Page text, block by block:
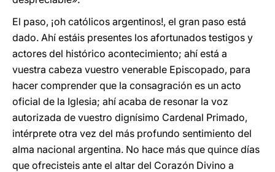
El paso, ¡oh católicos argentinos!, el gran paso está
dado. Ahí estáis presentes los afortunados testigos y
actores del histórico acontecimiento; ahí está a
vuestra cabeza vuestro venerable Episcopado, para
hacer comprender que la consagración es un acto
oficial de la Iglesia; ahí acaba de resonar la voz
autorizada de vuestro dignísimo Cardenal Primado,
intérprete otra vez del más profundo sentimiento del
alma nacional argentina. No hace más que quince días
que ofrecisteis ante el altar del Corazón Divino a